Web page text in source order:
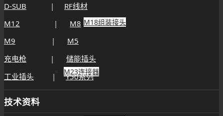
M18组装接头
M23连接器
D-SUB | RF线材
M12 | M8
M9 | M5
充电枪 | 储能插头
工业插头 |Y50系列
技术资料